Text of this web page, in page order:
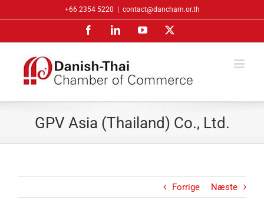
to
+66 2354 5220 contact@dancham.or.th
FacebookLinkedInYouTube
GPV Asia (Thailand) Co., Ltd.
Forrige Næste